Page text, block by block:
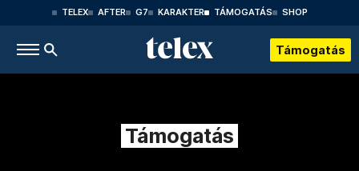
TELEX AFTER G7 KARAKTER TÁMOGATÁS SHOP
Támogatás
Támogatás